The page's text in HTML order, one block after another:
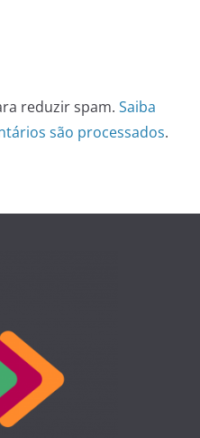
reduzir spam. Saiba
são processados.